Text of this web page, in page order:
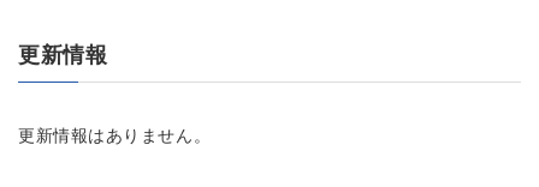
更新情報
更新情報はありません。